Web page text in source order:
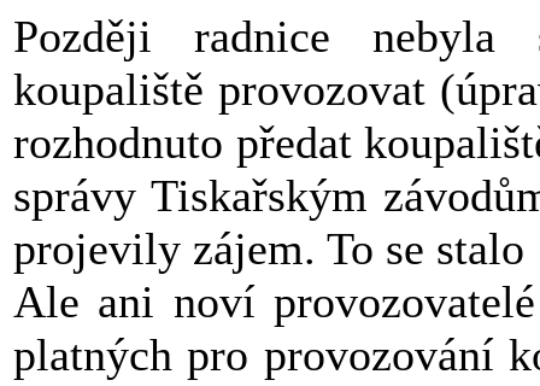
Později radnice nebyla
koupaliště provozovat
rozhodnuto předat
správy Tiskařským
projevily zájem. To se stalo
Ale ani noví
platných pro provozování